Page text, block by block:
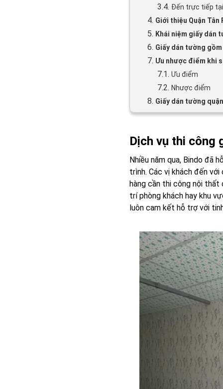
3.4. Đến trực tiếp
4. Giới thiệu Quận Tân
5. Khái niệm giấy dán
6. Giấy dán tường
7. Ưu nhược điểm khi
7.1. Ưu điểm
7.2. Nhược điểm
8. Giấy dán tường
Dịch vụ thi công
Nhiều năm qua, Bindo đã
trình. Các vị khách đến
hàng cần thi công nội thất
trí phòng khách hay khu
luôn cam kết hỗ trợ với